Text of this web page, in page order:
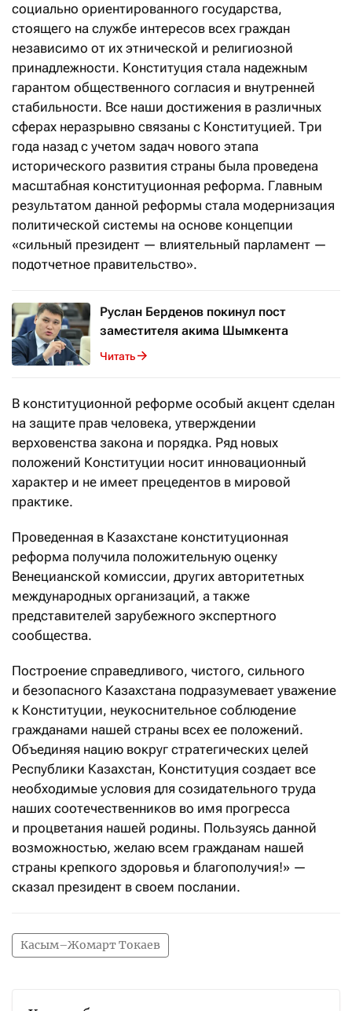
социально ориентированного государства,
стоящего на службе интересов всех граждан
независимо от их этнической и религиозной
принадлежности. Конституция стала надежным
гарантом общественного согласия и внутренней
стабильности. Все наши достижения в различных
сферах неразрывно связаны с Конституцией. Три
года назад с учетом задач нового этапа
исторического развития страны была проведена
масштабная конституционная реформа. Главным
результатом данной реформы стала модернизация
политической системы на основе концепции
«сильный президент — влиятельный парламент —
подотчетное правительство».
Руслан Берденов покинул пост
заместителя акима Шымкента
Читать
В конституционной реформе особый акцент сделан
на защите прав человека, утверждении
верховенства закона и порядка. Ряд новых
положений Конституции носит инновационный
характер и не имеет прецедентов в мировой
практике.
Проведенная в Казахстане конституционная
реформа получила положительную оценку
Венецианской комиссии, других авторитетных
международных организаций, а также
представителей зарубежного экспертного
сообщества.
Построение справедливого, чистого, сильного
и безопасного Казахстана подразумевает уважение
к Конституции, неукоснительное соблюдение
гражданами нашей страны всех ее положений.
Объединяя нацию вокруг стратегических целей
Республики Казахстан, Конституция создает все
необходимые условия для созидательного труда
наших соотечественников во имя прогресса
и процветания нашей родины. Пользуясь данной
возможностью, желаю всем гражданам нашей
страны крепкого здоровья и благополучия!» —
сказал президент в своем послании.
Касым–Жомарт Токаев